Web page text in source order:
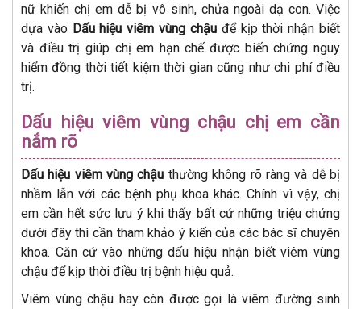
nữ khiến chị em dễ bị vô sinh, chửa ngoài dạ con. Việc
dựa vào Dấu hiệu viêm vùng chậuđể kịp thời nhận biết
và điều trị giúp chị em hạn chế được biến chứng nguy
hiểm đồng thời tiết kiệm thời gian cũng như chi phí điều
trị.
Dấu hiệu viêm vùng chậu chị em cần
nắm rõ
Dấu hiệu viêm vùng chậu thường không rõ ràng và dễ bị
nhầm lẫn với các bệnh phụ khoa khác. Chính vì vậy, chị
em cần hết sức lưu ý khi thấy bất cứ những triệu chứng
dưới đây thì cần tham khảo ý kiến của các bác sĩ chuyên
khoa. Căn cứ vào những dấu hiệu nhận biết viêm vùng
chậu để kịp thời điều trị bệnh hiệu quả.
Viêm vùng chậu hay còn được gọi là viêm đường sinh